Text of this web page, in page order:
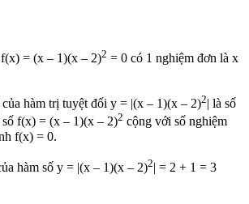
= (x – 1)(x – 2)2 = 0 có 1 nghiệm đơn là x
hàm trị tuyệt đối y = |(x – 1)(x – 2)2| là số
f(x) = (x – 1)(x – 2)2 cộng với số nghiệm
f(x) = 0.
hàm số y = |(x – 1)(x – 2)2| = 2 + 1 = 3